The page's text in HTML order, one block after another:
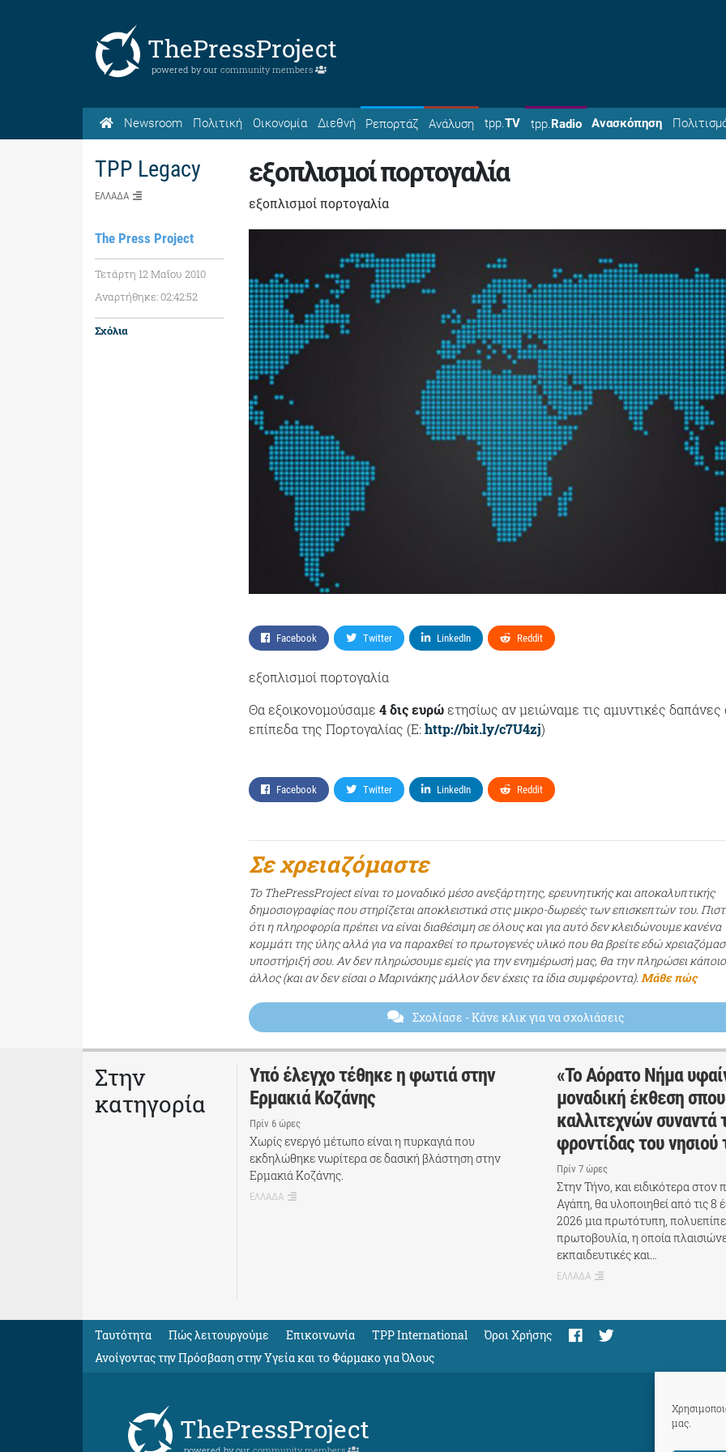
μας.
ThePressProject
powered by our community members
Newsroom Πολιτική Οικονομία Διεθνή Ρεπορτάζ Ανάλυση tpp.TV tpp.Radio Ανασκόπηση
TPP Legacy
ΕΛΛΑΔΑ
The Press Project
Τετάρτη 12 Μαΐου 2010
Αναρτήθηκε: 02:42:52
Σχόλια
εξοπλισμοί πορτογαλία
εξοπλισμοί πορτογαλία
Facebook Twitter LinkedIn Reddit
εξοπλισμοί πορτογαλία
Θα εξοικονομούσαμε 4 δις ευρώετησίως αν μειώναμε τις αμυντικές δαπάνες
επίπεδα της Πορτογαλίας (Ε: http://bit.ly/c7U4zj)
Facebook Twitter LinkedIn Reddit
Σε χρειαζόμαστε
Το ThePressProject είναι το μοναδικό μέσο ανεξάρτητης, ερευνητικής και αποκαλυπτικής
δημοσιογραφίας που στηρίζεται αποκλειστικά στις μικρο-δωρεές των επισκεπτών του.
ότι η πληροφορία πρέπει να είναι διαθέσιμη σε όλους και για αυτό δεν κλειδώνουμε κανένα
κομμάτι της ύλης αλλά για να παραχθεί το πρωτογενές υλικό που θα βρείτε εδώ
υποστήριξή σου. Αν δεν πληρώσουμε εμείς για την ενημέρωσή μας, θα την πληρώσει
άλλος (και αν δεν είσαι ο Μαρινάκης μάλλον δεν έχεις τα ίδια συμφέροντα). Μάθε πώς
Σχολίασε - Κάνε κλικ για να σχολιάσεις
Στην
κατηγορία
Υπό έλεγχο τέθηκε η φωτιά στην
Ερμακιά Κοζάνης
Πρίν 6 ώρες
Χωρίς ενεργό μέτωπο είναι η πυρκαγιά που
εκδηλώθηκε νωρίτερα σε δασική βλάστηση στην
Ερμακιά Κοζάνης.
ΕΛΛΑΔΑ
«Το Αόρατο Νήμα
μοναδική έκθεση
καλλιτεχνών συναντά
φροντίδας του νησιού
Πρίν 7 ώρες
Στην Τήνο, και ειδικότερα στον
Αγάπη, θα υλοποιηθεί από τις 8
2026 μια πρωτότυπη,
πρωτοβουλία, η οποία
εκπαιδευτικές και…
ΕΛΛΑΔΑ
Ταυτότητα Πώς λειτουργούμε Eπικοινωνία TPP International
Όροι Χρήσης
Ανοίγοντας την Πρόσβαση στην Υγεία και το Φάρμακο για Όλους
ThePressProject